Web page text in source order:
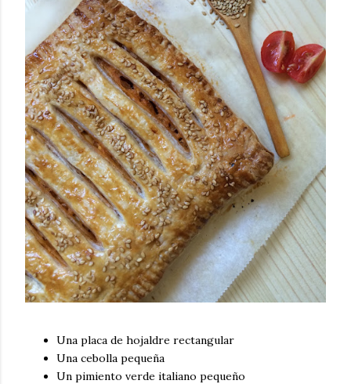
Una placa de hojaldre rectangular
Una cebolla pequeña
Un pimiento verde italiano pequeño